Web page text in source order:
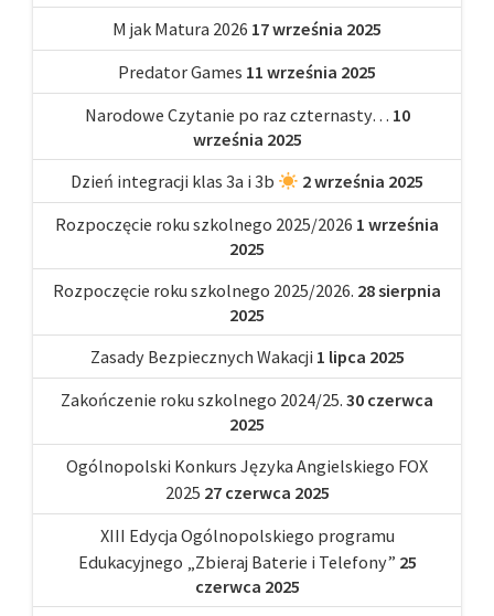
M jak Matura 2026 17 września 2025
Predator Games 11 września 2025
Narodowe Czytanie po raz czternasty… 10
września 2025
Dzień integracji klas 3a i 3b
2 września 2025
Rozpoczęcie roku szkolnego 2025/2026 1 września
2025
Rozpoczęcie roku szkolnego 2025/2026. 28 sierpnia
2025
Zasady Bezpiecznych Wakacji 1 lipca 2025
Zakończenie roku szkolnego 2024/25. 30 czerwca
2025
Ogólnopolski Konkurs Języka Angielskiego FOX
2025 27 czerwca 2025
XIII Edycja Ogólnopolskiego programu
Edukacyjnego „Zbieraj Baterie i Telefony” 25
czerwca 2025